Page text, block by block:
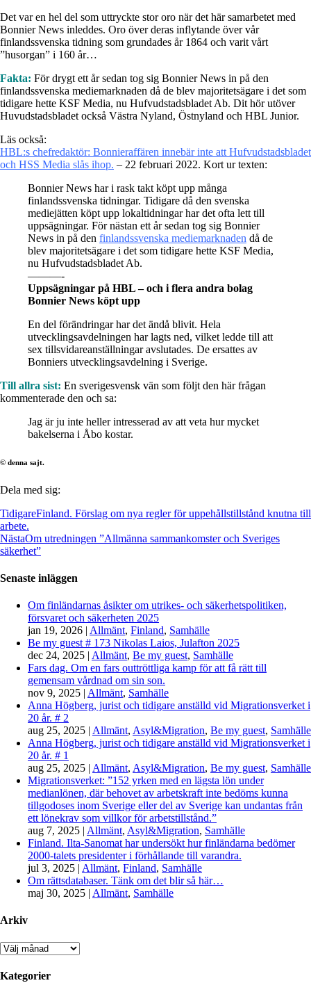
Det var en hel del som uttryckte stor oro när det här samarbetet med
Bonnier News inleddes. Oro över deras inflytande över vår
finlandssvenska tidning som grundades år 1864 och varit vårt
”husorgan” i 160 år…
Fakta: För drygt ett år sedan tog sig Bonnier News in på den
finlandssvenska mediemarknaden då de blev majoritetsägare i det som
tidigare hette KSF Media, nu Hufvudstadsbladet Ab. Dit hör utöver
Huvudstadsbladet också Västra Nyland, Östnyland och HBL Junior.
Läs också:
HBL:s chefredaktör: Bonnieraffären innebär inte att Hufvudstadsbladet
och HSS Media slås ihop. – 22 februari 2022. Kort ur texten:
Bonnier News har i rask takt köpt upp många
finlandssvenska tidningar. Tidigare då den svenska
mediejätten köpt upp lokaltidningar har det ofta lett till
uppsägningar. För nästan ett år sedan tog sig Bonnier
News in på den finlandssvenska mediemarknaden då de
blev majoritetsägare i det som tidigare hette KSF Media,
nu Hufvudstadsbladet Ab.
———-
Uppsägningar på HBL – och i flera andra bolag
Bonnier News köpt upp
En del förändringar har det ändå blivit. Hela
utvecklingsavdelningen har lagts ned, vilket ledde till att
sex tillsvidareanställningar avslutades. De ersattes av
Bonniers utvecklingsavdelning i Sverige.
Till allra sist: En sverigesvensk vän som följt den här frågan
kommenterade den och sa:
Jag är ju inte heller intresserad av att veta hur mycket
bakelserna i Åbo kostar.
© denna sajt.
Dela med sig:
TidigareFinland. Förslag om nya regler för uppehållstillstånd knutna till
arbete.
NästaOm utredningen ”Allmänna sammankomster och Sveriges
säkerhet”
Senaste inläggen
Om finländarnas åsikter om utrikes- och säkerhetspolitiken,
försvaret och säkerheten 2025
jan 19, 2026 | Allmänt, Finland, Samhälle
Be my guest # 173 Nikolas Laios, Julafton 2025
dec 24, 2025 | Allmänt, Be my guest, Samhälle
Fars dag. Om en fars outtröttliga kamp för att få rätt till
gemensam vårdnad om sin son.
nov 9, 2025 | Allmänt, Samhälle
Anna Högberg, jurist och tidigare anställd vid Migrationsverket i
20 år. # 2
aug 25, 2025 | Allmänt, Asyl&Migration, Be my guest, Samhälle
Anna Högberg, jurist och tidigare anställd vid Migrationsverket i
20 år. # 1
aug 25, 2025 | Allmänt, Asyl&Migration, Be my guest, Samhälle
Migrationsverket: ”152 yrken med en lägsta lön under
medianlönen, där behovet av arbetskraft inte bedöms kunna
tillgodoses inom Sverige eller del av Sverige kan undantas från
ett lönekrav som villkor för arbetstillstånd.”
aug 7, 2025 | Allmänt, Asyl&Migration, Samhälle
Finland. Ilta-Sanomat har undersökt hur finländarna bedömer
2000-talets presidenter i förhållande till varandra.
jul 3, 2025 | Allmänt, Finland, Samhälle
Om rättsdatabaser. Tänk om det blir så här…
maj 30, 2025 | Allmänt, Samhälle
Arkiv
Arkiv
Kategorier